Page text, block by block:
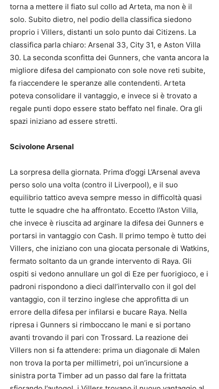
torna a mettere il fiato sul collo ad Arteta, ma non è il
solo. Subito dietro, nel podio della classifica siedono
proprio i Villers, distanti un solo punto dai Citizens. La
classifica parla chiaro: Arsenal 33, City 31, e Aston Villa
30. La seconda sconfitta dei Gunners, che vanta ancora la
migliore difesa del campionato con sole nove reti subite,
fa riaccendere le speranze alle contendenti. Arteta
poteva consolidare il vantaggio, e invece si è trovato a
regale punti dopo essere stato beffato nel finale. Ora gli
spazi iniziano ad essere stretti.
Scivolone Arsenal
La sorpresa della giornata. Prima d’oggi L’Arsenal aveva
perso solo una volta (contro il Liverpool), e il suo
equilibrio tattico aveva sempre messo in difficoltà quasi
tutte le squadre che ha affrontato. Eccetto l’Aston Villa,
che invece è riuscita ad arginare la difesa dei Gunners e
portarsi in vantaggio con Cash. Il primo tempo è tutto dei
Villers, che iniziano con una giocata personale di Watkins,
fermato soltanto da un grande intervento di Raya. Gli
ospiti si vedono annullare un gol di Eze per fuorigioco, e i
padroni rispondono a dieci dall’intervallo con il gol del
vantaggio, con il terzino inglese che approfitta di un
errore della difesa per infilarsi e bucare Raya. Nella
ripresa i Gunners si rimboccano le mani e si portano
avanti trovando il pari con Trossard. La reazione dei
Villers non si fa attendere: prima un diagonale di Malen
non trova la porta per millimetri, poi un’incursione a
sinistra porta Timber ad un passo dal fare la frittata